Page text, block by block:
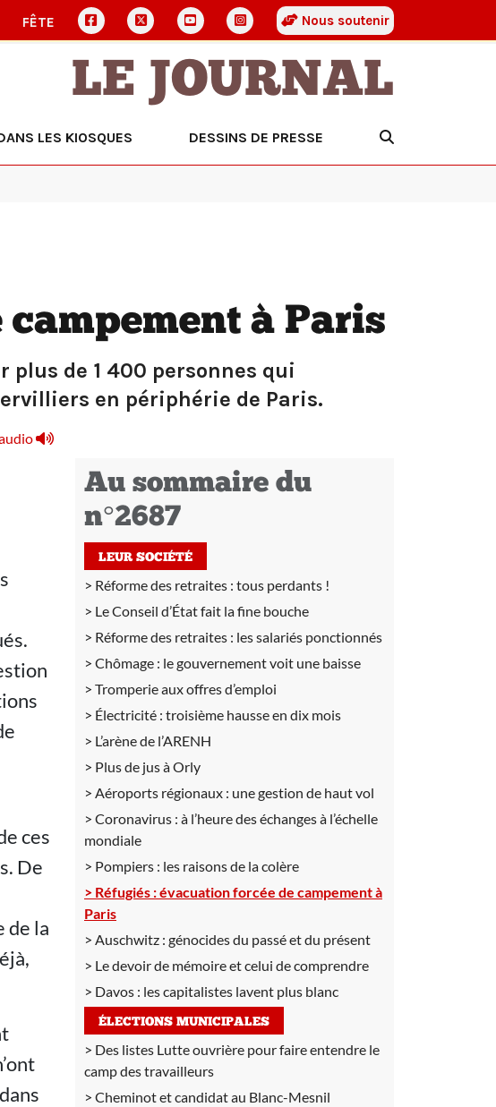
FÊTE Nous soutenir
LE JOURNAL
LES KIOSQUES DESSINS DE PRESSE
à Paris
plus de 1 400 personnes qui
en périphérie de Paris.
ces
De
de la
Au sommaire du
n°2687
LEUR SOCIÉTÉ
Réforme des retraites : tous perdants !
Le Conseil d’État fait la fine bouche
Réforme des retraites : les salariés ponctionnés
Chômage : le gouvernement voit une baisse
Tromperie aux offres d’emploi
Électricité : troisième hausse en dix mois
L’arène de l’ARENH
Plus de jus à Orly
Aéroports régionaux : une gestion de haut vol
Coronavirus : à l’heure des échanges à l’échelle
mondiale
Pompiers : les raisons de la colère
Réfugiés :évacuation forcée de campement à
Paris
Auschwitz : génocides du passé et du présent
Le devoir de mémoire et celui de comprendre
Davos : les capitalistes lavent plus blanc
ÉLECTIONS MUNICIPALES
Des listes Lutte ouvrière pour faire entendre le
camp des travailleurs
Cheminot et candidat au Blanc-Mesnil